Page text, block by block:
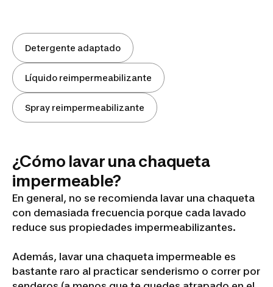
Detergente adaptado
Líquido reimpermeabilizante
Spray reimpermeabilizante
¿Cómo lavar una chaqueta
impermeable?
En general, no se recomienda lavar una chaqueta
con demasiada frecuencia porque cada lavado
reduce sus propiedades impermeabilizantes.
Además, lavar una chaqueta impermeable es
bastante raro al practicar senderismo o correr por